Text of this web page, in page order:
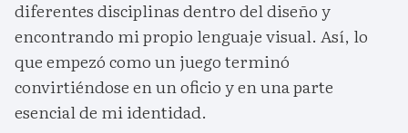
diferentes disciplinas dentro del diseño y
encontrando mi propio lenguaje visual. Así, lo
que empezó como un juego terminó
convirtiéndose en un oficio y en una parte
esencial de mi identidad.